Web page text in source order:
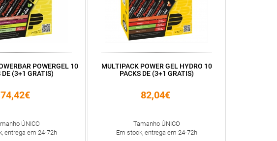
POWERGEL 10
DE (3+1 GRATIS)
74,42€
ÚNICO
entrega em 24-72h
MULTIPACK POWER GEL HYDRO 10
PACKS DE (3+1 GRATIS)
82,04€
Tamanho ÚNICO
Em stock, entrega em 24-72h